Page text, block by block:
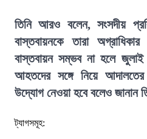
তিনি আরও বলেন, সংসদীয়
বাস্তবায়নকে তারা
বাস্তবায়ন সম্ভব না হলে জুলাই
আহতদের সঙ্গে নিয়ে আদালতের
উদ্যোগ নেওয়া হবে বলেও জানান
ট্যাগসমূহ: